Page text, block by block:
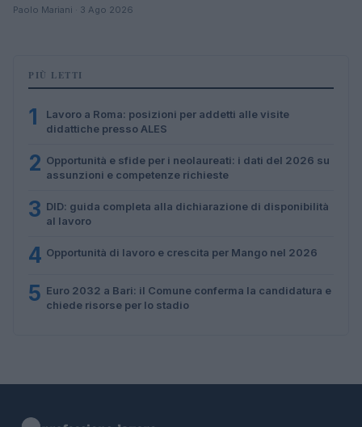
Paolo Mariani · 3 Ago 2026
PIÙ LETTI
1
Lavoro a Roma: posizioni per addetti alle visite
didattiche presso ALES
2 Opportunità e sfide per i neolaureati: i dati del 2026 su
assunzioni e competenze richieste
3 DID: guida completa alla dichiarazione di disponibilità
al lavoro
4 Opportunità di lavoro e crescita per Mango nel 2026
5 Euro 2032 a Bari: il Comune conferma la candidatura e
chiede risorse per lo stadio